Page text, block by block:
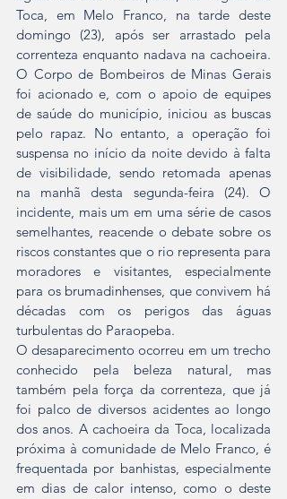
Toca, em Melo Franco, na tarde deste
domingo (23), após ser arrastado pela
correnteza enquanto nadava na cachoeira.
O Corpo de Bombeiros de Minas Gerais
foi acionado e, com o apoio de equipes
de saúde do município, iniciou as buscas
pelo rapaz. No entanto, a operação foi
suspensa no início da noite devido à falta
de visibilidade, sendo retomada apenas
na manhã desta segunda-feira (24). O
incidente, mais um em uma série de casos
semelhantes, reacende o debate sobre os
riscos constantes que o rio representa para
moradores e visitantes, especialmente
para os brumadinhenses, que convivem há
décadas com os perigos das águas
turbulentas do Paraopeba.
O desaparecimento ocorreu em um trecho
conhecido pela beleza natural, mas
também pela força da correnteza, que já
foi palco de diversos acidentes ao longo
dos anos. A cachoeira da Toca, localizada
próxima à comunidade de Melo Franco, é
frequentada por banhistas, especialmente
em dias de calor intenso, como o deste